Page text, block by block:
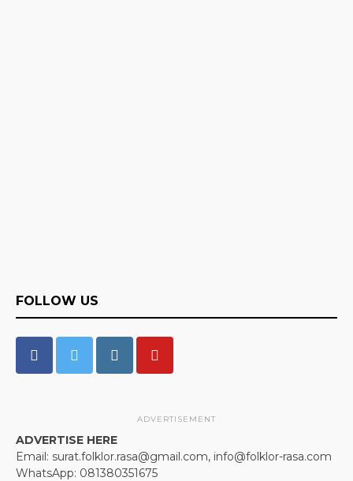
FOLLOW US
ADVERTISEMENT
ADVERTISE HERE
Email: surat.folklor.rasa@gmail.com, info@folklor-rasa.com
WhatsApp: 081380351675